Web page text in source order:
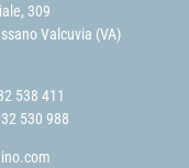
309
Valcuvia (VA)
538 411
530 988